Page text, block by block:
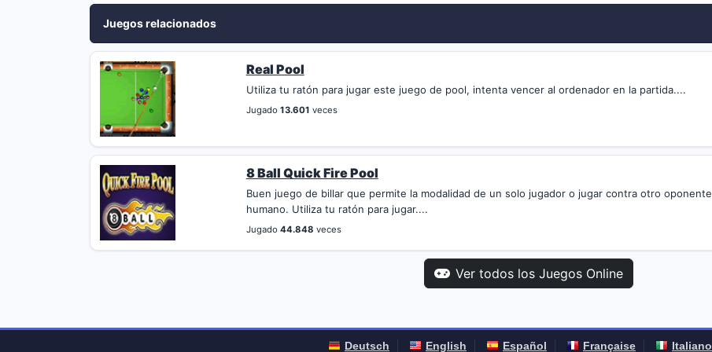
Juegos relacionados
Real Pool
Utiliza tu ratón para jugar este juego de pool, intenta vencer al ordenador en la partida....
Jugado 13.601 veces
8 Ball Quick Fire Pool
Buen juego de billar que permite la modalidad de un solo jugador o jugar contra otro oponente
humano. Utiliza tu ratón para jugar....
Jugado 44.848 veces
Ver todos los Juegos Online
Deutsch English Español Française Italiano